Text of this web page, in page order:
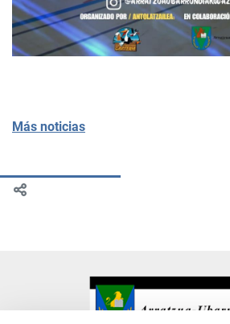
Más noticias